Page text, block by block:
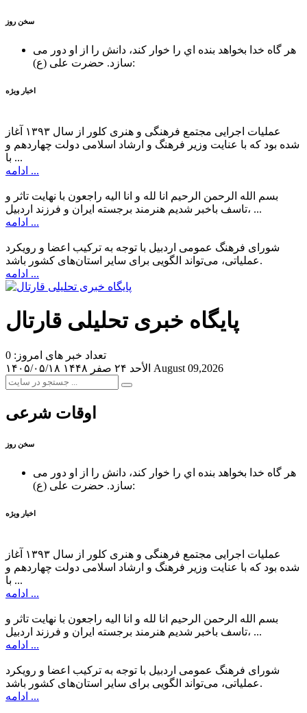
سخن روز
هر گاه خدا بخواهد بنده اي را خوار كند، دانش را از او دور می
سازد.حضرت علی (ع):
اخبار ویژه
عملیات اجرایی مجتمع فرهنگی و هنری کلور از سال ۱۳۹۳ آغاز
شده بود که با عنایت وزیر فرهنگ و ارشاد اسلامی دولت چهاردهم و
با ...
ادامه ...
بسم الله الرحمن الرحیم انا لله و انا الیه راجعون با نهایت تاثر و
تاسف باخبر شدیم هنرمند برجسته ایران و فرزند اردبیل، ...
ادامه ...
شورای فرهنگ عمومی اردبیل با توجه به ترکیب اعضا و رویکرد
عملیاتی، می‌تواند الگویی برای سایر استان‌های کشور باشد.
ادامه ...
پایگاه خبری تحلیلی قارتال
تعداد خبر های امروز: 0
۱۴۰۵/۰۵/۱۸
الأحد ۲۴ صفر ۱۴۴۸ August 09,2026
اوقات شرعی
سخن روز
هر گاه خدا بخواهد بنده اي را خوار كند، دانش را از او دور می
سازد.حضرت علی (ع):
اخبار ویژه
عملیات اجرایی مجتمع فرهنگی و هنری کلور از سال ۱۳۹۳ آغاز
شده بود که با عنایت وزیر فرهنگ و ارشاد اسلامی دولت چهاردهم و
با ...
ادامه ...
بسم الله الرحمن الرحیم انا لله و انا الیه راجعون با نهایت تاثر و
تاسف باخبر شدیم هنرمند برجسته ایران و فرزند اردبیل، ...
ادامه ...
شورای فرهنگ عمومی اردبیل با توجه به ترکیب اعضا و رویکرد
عملیاتی، می‌تواند الگویی برای سایر استان‌های کشور باشد.
ادامه ...